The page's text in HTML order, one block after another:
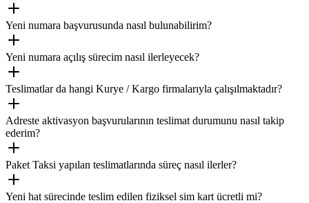
Yeni numara başvurusunda nasıl bulunabilirim?
Yeni numara açılış sürecim nasıl ilerleyecek?
Teslimatlar da hangi Kurye / Kargo firmalarıyla çalışılmaktadır?
Adreste aktivasyon başvurularının teslimat durumunu nasıl takip
ederim?
Paket Taksi yapılan teslimatlarında süreç nasıl ilerler?
Yeni hat sürecinde teslim edilen fiziksel sim kart ücretli mi?